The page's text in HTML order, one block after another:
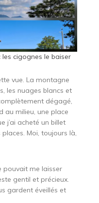
cigognes le baiser
vue. La montagne
les nuages blancs et
dégagé,
au milieu, une place
j’ai acheté un billet
Moi, toujours là,
pouvait me laisser
gentil et précieux.
gardent éveillés et